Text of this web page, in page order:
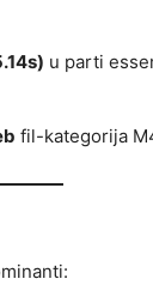
u parti
fil-kategorija